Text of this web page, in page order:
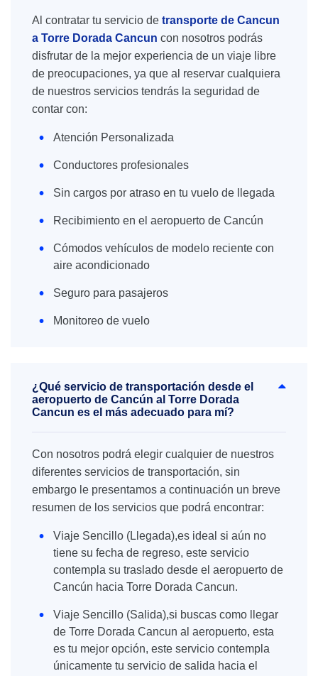
Al contratar tu servicio de transporte de Cancun
a Torre Dorada Cancun con nosotros podrás
disfrutar de la mejor experiencia de un viaje libre
de preocupaciones, ya que al reservar cualquiera
de nuestros servicios tendrás la seguridad de
contar con:
Atención Personalizada
Conductores profesionales
Sin cargos por atraso en tu vuelo de llegada
Recibimiento en el aeropuerto de Cancún
Cómodos vehículos de modelo reciente con
aire acondicionado
Seguro para pasajeros
Monitoreo de vuelo
¿Qué servicio de transportación desde el
aeropuerto de Cancún al Torre Dorada
Cancun es el más adecuado para mí?
Con nosotros podrá elegir cualquier de nuestros
diferentes servicios de transportación, sin
embargo le presentamos a continuación un breve
resumen de los servicios que podrá encontrar:
Viaje Sencillo (Llegada),es ideal si aún no
tiene su fecha de regreso, este servicio
contempla su traslado desde el aeropuerto de
Cancún hacia Torre Dorada Cancun.
Viaje Sencillo (Salida),si buscas como llegar
de Torre Dorada Cancun al aeropuerto, esta
es tu mejor opción, este servicio contempla
únicamente tu servicio de salida hacia el